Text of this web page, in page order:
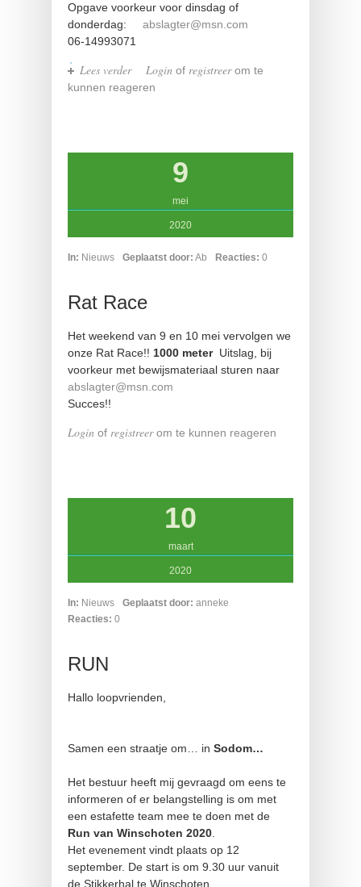
Opgave voorkeur voor dinsdag of
donderdag: abslagter@msn.com
06-14993071
Lees verderover We gaan weer los!!
Login of registreerom te
kunnen reageren
9
mei
2020
In: Nieuws Geplaatst door: Ab Reacties: 0
Rat Race
Het weekend van 9 en 10 mei vervolgen we
onze Rat Race!! 1000 meter Uitslag, bij
voorkeur met bewijsmateriaal sturen naar
abslagter@msn.com
Succes!!
Login of registreerom te kunnen reageren
10
maart
2020
In: Nieuws Geplaatst door: anneke
Reacties: 0
RUN
Hallo loopvrienden,
Samen een straatje om… in Sodom…
Het bestuur heeft mij gevraagd om eens te
informeren of er belangstelling is om met
een estafette team mee te doen met de
Run van Winschoten 2020
Het evenement vindt plaats op 12
september. De start is om 9.30 uur vanuit
de Stikkerhal te Winschoten.